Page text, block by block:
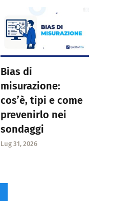
Bias di
misurazione:
cos’è, tipi e come
prevenirlo nei
sondaggi
Lug 31, 2026